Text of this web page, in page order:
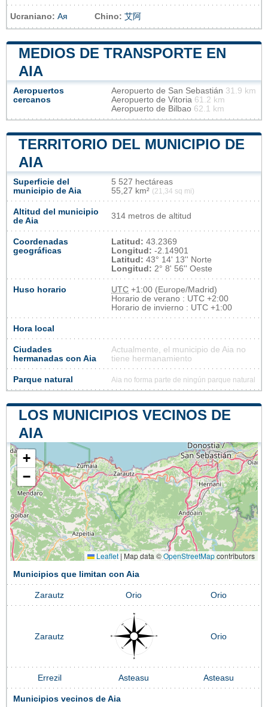
Ucraniano: Ая Chino: 艾阿
MEDIOS DE TRANSPORTE EN
AIA
Aeropuertos
cercanos
Aeropuerto de San Sebastián 31.9 km
Aeropuerto de Vitoria 61.2 km
Aeropuerto de Bilbao 62.1 km
TERRITORIO DEL MUNICIPIO DE
AIA
Superficie del
municipio de Aia
5 527 hectáreas
55,27 km² (21,34 sq mi)
Altitud del municipio
de Aia
314 metros de altitud
Coordenadas
geográficas
Latitud: 43.2369
Longitud: -2.14901
Latitud: 43° 14' 13'' Norte
Longitud: 2° 8' 56'' Oeste
Huso horario UTC +1:00 (Europe/Madrid)
Horario de verano : UTC +2:00
Horario de invierno : UTC +1:00
Hora local
Ciudades
hermanadas con Aia
Actualmente, el municipio de Aia no
tiene hermanamiento
Parque natural Aia no forma parte de ningún parque natural
LOS MUNICIPIOS VECINOS DE
AIA
+
−
Leaflet | Map data ©OpenStreetMapcontributors
Municipios que limitan con Aia
Zarautz Orio Orio
Zarautz Orio
Errezil Asteasu Asteasu
Municipios vecinos de Aia